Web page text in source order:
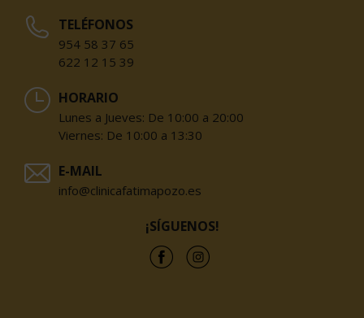
TELÉFONOS
954 58 37 65
622 12 15 39
HORARIO
Lunes a Jueves: De 10:00 a 20:00
Viernes: De 10:00 a 13:30
E-MAIL
info@clinicafatimapozo.es
¡SÍGUENOS!